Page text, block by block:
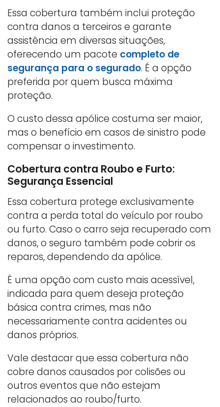
Essa cobertura também inclui proteção
contra danos a terceiros e garante
assistência em diversas situações,
oferecendo um pacote completo de
segurança para o segurado. É a opção
preferida por quem busca máxima
proteção.
O custo dessa apólice costuma ser maior,
mas o benefício em casos de sinistro pode
compensar o investimento.
Cobertura contra Roubo e Furto:
Segurança Essencial
Essa cobertura protege exclusivamente
contra a perda total do veículo por roubo
ou furto. Caso o carro seja recuperado com
danos, o seguro também pode cobrir os
reparos, dependendo da apólice.
É uma opção com custo mais acessível,
indicada para quem deseja proteção
básica contra crimes, mas não
necessariamente contra acidentes ou
danos próprios.
Vale destacar que essa cobertura não
cobre danos causados por colisões ou
outros eventos que não estejam
relacionados ao roubo/furto.